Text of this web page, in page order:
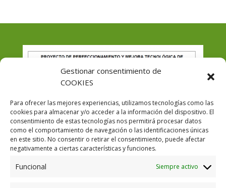
Gestionar consentimiento de
COOKIES
Para ofrecer las mejores experiencias, utilizamos tecnologías como las
cookies para almacenar y/o acceder a la información del dispositivo. El
consentimiento de estas tecnologías nos permitirá procesar datos
como el comportamiento de navegación o las identificaciones únicas
en este sitio. No consentir o retirar el consentimiento, puede afectar
negativamente a ciertas características y funciones.
Funcional Siempre activo